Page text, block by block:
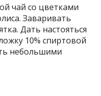
чай со цветками
Заваривать
Дать настояться
10% спиртовой
небольшими